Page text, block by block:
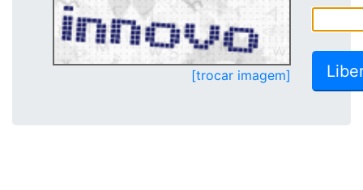
[trocar imagem]